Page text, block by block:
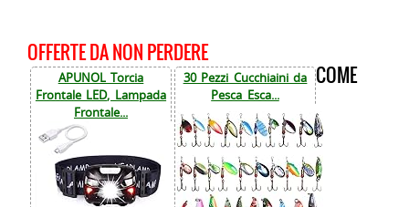
OFFERTE DA NON PERDERE
APUNOL Torcia
Frontale LED, Lampada
Frontale...
30 Pezzi Cucchiaini da
Pesca Esca...
COME